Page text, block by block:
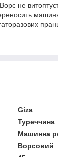
Ворс не
Giza
Туреччина
Машинна
Ворсовий